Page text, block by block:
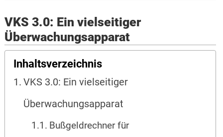
VKS 3.0: Ein vielseitiger
Überwachungsapparat
Inhaltsverzeichnis
VKS 3.0: Ein vielseitiger
Überwachungsapparat
Bußgeldrechner für